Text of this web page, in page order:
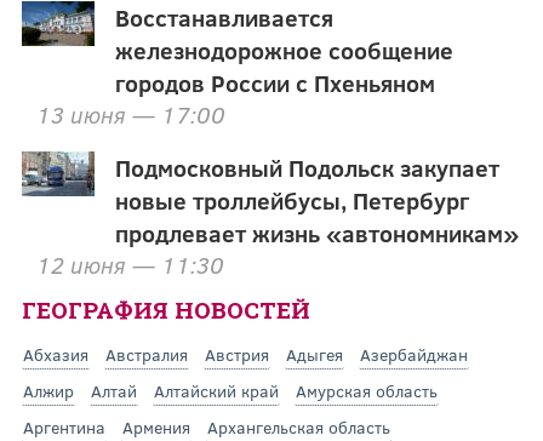
Восстанавливается
железнодорожное сообщение
городов России с Пхеньяном
13 июня — 17:00
Подмосковный Подольск закупает
новые троллейбусы, Петербург
продлевает жизнь «автономникам»
12 июня — 11:30
ГЕОГРАФИЯ НОВОСТЕЙ
Абхазия Австралия Австрия Адыгея
Азербайджан
Алжир
Алтай Алтайский край
Амурская область
Аргентина
Армения
Архангельская область